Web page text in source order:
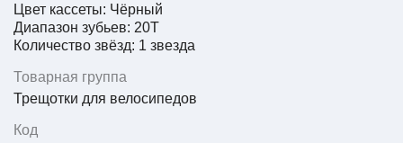
Цвет кассеты: Чёрный
Диапазон зубьев: 20Т
Количество звёзд: 1 звезда
Товарная группа
Трещотки для велосипедов
Код